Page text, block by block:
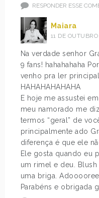
RESPONDER ESSE
Maiara
11 DE
Na verdade senhor
9 fans! hahahahaha
venho pra ler
HAHAHAHAHAHA
E hoje me assustei
meu namorado me
termos “geral” de
principalmente ado
diferença é que ele
Ele gosta quando eu
um rimel e deu.
uma briga.
Parabéns e obrigada